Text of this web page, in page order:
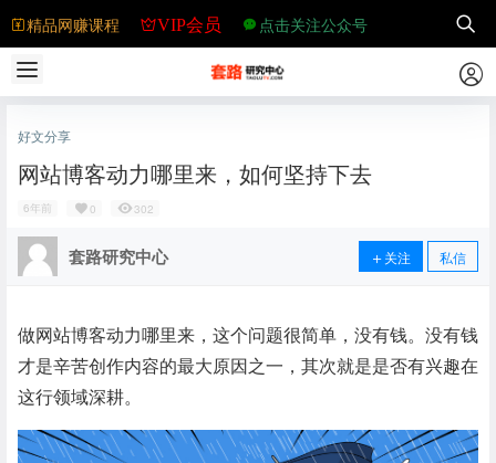
精品网赚课程 VIP会员 点击关注公众号
好文分享
网站博客动力哪里来，如何坚持下去
6年前 0 302
套路研究中心 关注 私信
做网站博客动力哪里来，这个问题很简单，没有钱。没有钱
才是辛苦创作内容的最大原因之一，其次就是是否有兴趣在
这行领域深耕。